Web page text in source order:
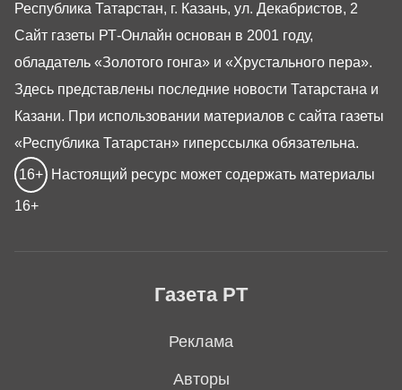
Газета РТ
Реклама
Авторы
Республика Татарстан, г. Казань, ул. Декабристов, 2
Сайт газеты РТ-Онлайн основан в 2001 году,
обладатель «Золотого гонга» и «Хрустального пера».
Здесь представлены последние новости Татарстана и
Казани. При использовании материалов с сайта газеты
«Республика Татарстан» гиперссылка обязательна.
16+ Настоящий ресурс может содержать материалы
16+